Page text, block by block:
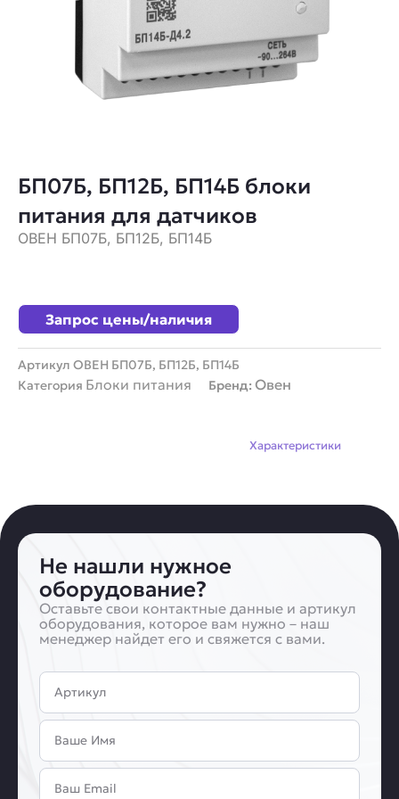
БП07Б, БП12Б, БП14Б блоки
питания для датчиков
ОВЕН БП07Б, БП12Б, БП14Б
Запрос цены/наличия
Артикул ОВЕН БП07Б, БП12Б, БП14Б
Категория Блоки питания Бренд: Овен
Характеристики
Не нашли нужное
оборудование?
Оставьте свои контактные данные и артикул
оборудования, которое вам нужно – наш
менеджер найдет его и свяжется с вами.
Артикул
Имя
Email